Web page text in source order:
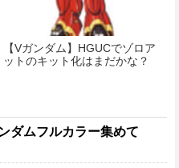
【Vガンダム】HGUCでゾロア
ットのキット化はまだかな？
ダムフルカラー集めて